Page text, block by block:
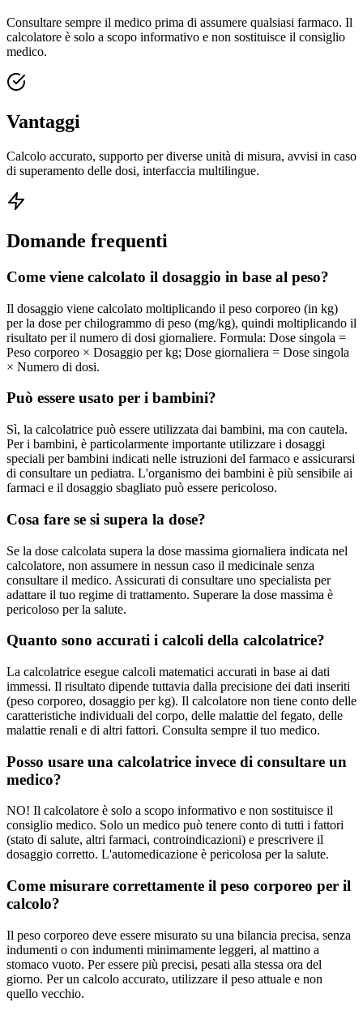
Consultare sempre il medico prima di assumere qualsiasi farmaco. Il
calcolatore è solo a scopo informativo e non sostituisce il consiglio
medico.
Vantaggi
Calcolo accurato, supporto per diverse unità di misura, avvisi in caso
di superamento delle dosi, interfaccia multilingue.
Domande frequenti
Come viene calcolato il dosaggio in base al peso?
Il dosaggio viene calcolato moltiplicando il peso corporeo (in kg)
per la dose per chilogrammo di peso (mg/kg), quindi moltiplicando il
risultato per il numero di dosi giornaliere. Formula: Dose singola =
Peso corporeo × Dosaggio per kg; Dose giornaliera = Dose singola
× Numero di dosi.
Può essere usato per i bambini?
Sì, la calcolatrice può essere utilizzata dai bambini, ma con cautela.
Per i bambini, è particolarmente importante utilizzare i dosaggi
speciali per bambini indicati nelle istruzioni del farmaco e assicurarsi
di consultare un pediatra. L'organismo dei bambini è più sensibile ai
farmaci e il dosaggio sbagliato può essere pericoloso.
Cosa fare se si supera la dose?
Se la dose calcolata supera la dose massima giornaliera indicata nel
calcolatore, non assumere in nessun caso il medicinale senza
consultare il medico. Assicurati di consultare uno specialista per
adattare il tuo regime di trattamento. Superare la dose massima è
pericoloso per la salute.
Quanto sono accurati i calcoli della calcolatrice?
La calcolatrice esegue calcoli matematici accurati in base ai dati
immessi. Il risultato dipende tuttavia dalla precisione dei dati inseriti
(peso corporeo, dosaggio per kg). Il calcolatore non tiene conto delle
caratteristiche individuali del corpo, delle malattie del fegato, delle
malattie renali e di altri fattori. Consulta sempre il tuo medico.
Posso usare una calcolatrice invece di consultare un
medico?
NO! Il calcolatore è solo a scopo informativo e non sostituisce il
consiglio medico. Solo un medico può tenere conto di tutti i fattori
(stato di salute, altri farmaci, controindicazioni) e prescrivere il
dosaggio corretto. L'automedicazione è pericolosa per la salute.
Come misurare correttamente il peso corporeo per il
calcolo?
Il peso corporeo deve essere misurato su una bilancia precisa, senza
indumenti o con indumenti minimamente leggeri, al mattino a
stomaco vuoto. Per essere più precisi, pesati alla stessa ora del
giorno. Per un calcolo accurato, utilizzare il peso attuale e non
quello vecchio.